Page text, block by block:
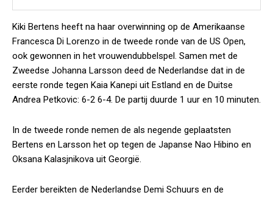
Kiki Bertens heeft na haar overwinning op de Amerikaanse
Francesca Di Lorenzo in de tweede ronde van de US Open,
ook gewonnen in het vrouwendubbelspel. Samen met de
Zweedse Johanna Larsson deed de Nederlandse dat in de
eerste ronde tegen Kaia Kanepi uit Estland en de Duitse
Andrea Petkovic: 6-2 6-4. De partij duurde 1 uur en 10 minuten.
In de tweede ronde nemen de als negende geplaatsten
Bertens en Larsson het op tegen de Japanse Nao Hibino en
Oksana Kalasjnikova uit Georgië.
Eerder bereikten de Nederlandse Demi Schuurs en de